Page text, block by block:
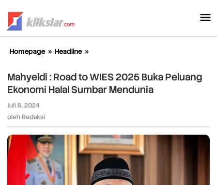
konten
Homepage » Headline »
Road
to
WIES
Ekonomi
Halal
Sumbar
Mendunia
Mahyeldi : Road to WIES 2025 Buka Peluang
Ekonomi Halal Sumbar Mendunia
Juli 6, 2024
Redaksi
oleh Redaksi